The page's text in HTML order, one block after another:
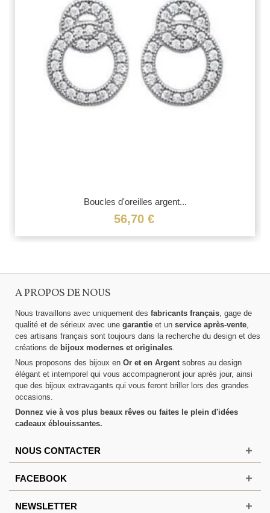
Boucles d'oreilles argent...
56,70 €
A PROPOS DE NOUS
Nous travaillons avec uniquement des fabricants français, gage de
qualité et de sérieux avec une garantie et un service après-vente,
ces artisans français sont toujours dans la recherche du design et des
créations de bijoux modernes et originales.
Nous proposons des bijoux en Or et en Argentsobres au design
élégant et intemporel qui vous accompagneront jour après jour, ainsi
que des bijoux extravagants qui vous feront briller lors des grandes
occasions.
Donnez vie à vos plus beaux rêves ou faites le plein d'idées
cadeaux éblouissantes.
NOUS CONTACTER
FACEBOOK
NEWSLETTER